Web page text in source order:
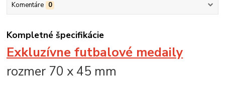
Komentáre 0
Kompletné špecifikácie
Exkluzívne futbalové medaily
rozmer 70 x 45 mm